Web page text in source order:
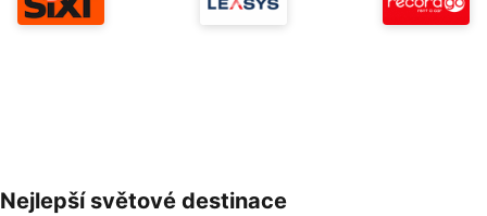
Nejlepší světové destinace